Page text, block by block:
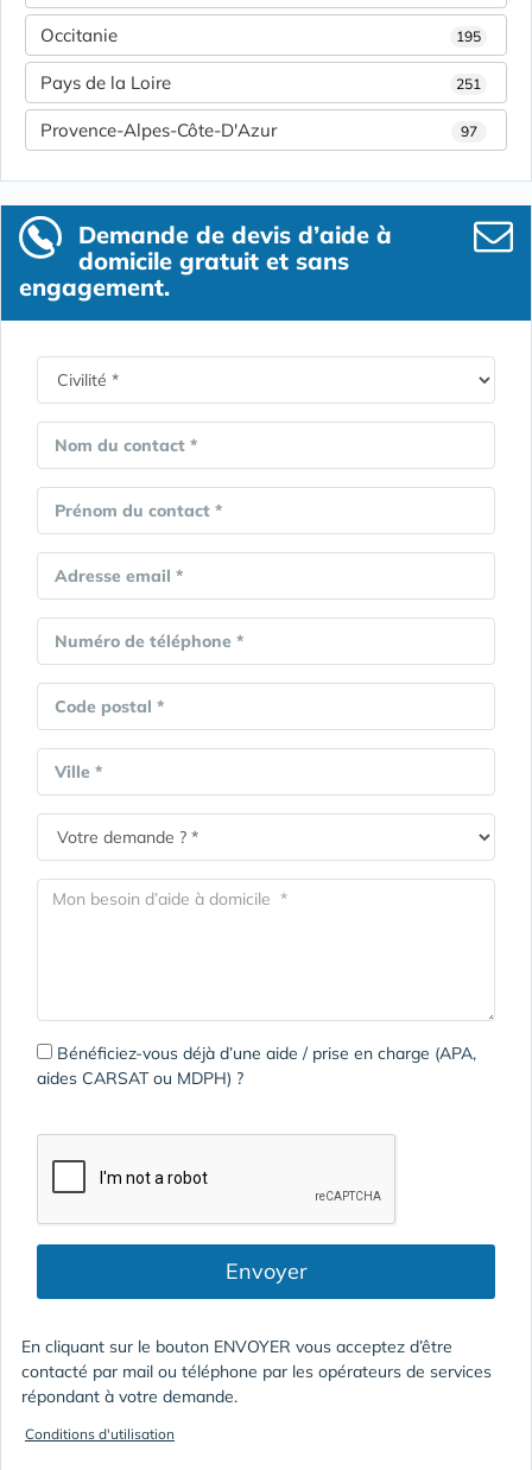
Occitanie 195
Pays de la Loire 251
Provence-Alpes-Côte-D'Azur 97
Demande de devis d’aide à
domicile gratuit et sans
engagement.
Nom du contact *
Prénom du contact *
Adresse email *
Numéro de téléphone *
Code postal *
Ville *
Bénéficiez-vous déjà d’une aide / prise en charge (APA,
aides CARSAT ou MDPH) ?
Envoyer
En cliquant sur le bouton ENVOYER vous acceptez d’être
contacté par mail ou téléphone par les opérateurs de services
répondant à votre demande.
Conditions d'utilisation